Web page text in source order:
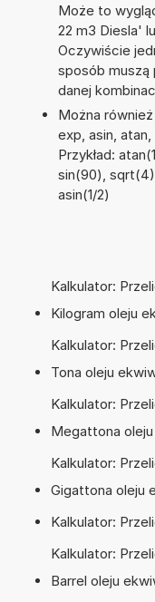
Może to
22 m3 Diesla'
Oczywiście
sposób muszą
danej
Można
exp, asin,
Przykład:
sin(90),
asin(1/2)
Kalkulator:
Kilogram oleju
Kalkulator:
Tona oleju
Kalkulator:
Megattona
Kalkulator:
Gigattona oleju
Kalkulator:
Kalkulator:
Barrel oleju